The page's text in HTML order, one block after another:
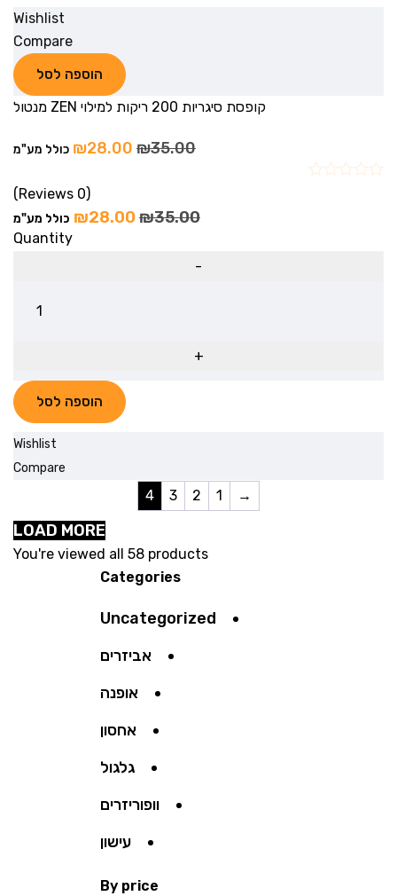
Wishlist
Compare
הוספה לסל
קופסת סיגריות 200 ריקות למילוי ZEN מנטול
₪35.00
₪28.00 כולל מע"מ
(0 Reviews)
₪35.00
₪28.00 כולל מע"מ
Quantity
הוספה לסל
Wishlist
Compare
→
1
2
3
4
LOAD MORE
You're viewed all 58 products
Categories
Uncategorized
אביזרים
אופנה
אחסון
גלגול
וופוריזרים
עישון
By price